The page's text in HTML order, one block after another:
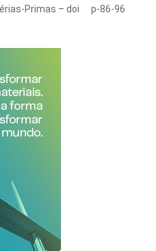
Primas – doi
p-86-96